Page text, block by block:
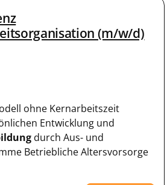
(m/w/d)
ohne Kernarbeitszeit
Entwicklung und
durch Aus- und
Betriebliche Altersvorsorge